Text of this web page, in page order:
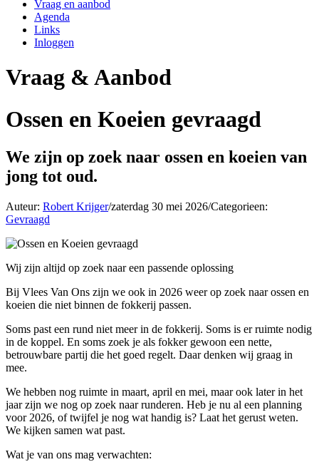
Vraag en aanbod
Agenda
Links
Inloggen
Vraag & Aanbod
Ossen en Koeien gevraagd
We zijn op zoek naar ossen en koeien van
jong tot oud.
Auteur: Robert Krijger/zaterdag 30 mei 2026/Categorieen:
Gevraagd
Wij zijn altijd op zoek naar een passende oplossing
Bij Vlees Van Ons zijn we ook in 2026 weer op zoek naar ossen en
koeien die niet binnen de fokkerij passen.
Soms past een rund niet meer in de fokkerij. Soms is er ruimte nodig
in de koppel. En soms zoek je als fokker gewoon een nette,
betrouwbare partij die het goed regelt. Daar denken wij graag in
mee.
We hebben nog ruimte in maart, april en mei, maar ook later in het
jaar zijn we nog op zoek naar runderen. Heb je nu al een planning
voor 2026, of twijfel je nog wat handig is? Laat het gerust weten.
We kijken samen wat past.
Wat je van ons mag verwachten: